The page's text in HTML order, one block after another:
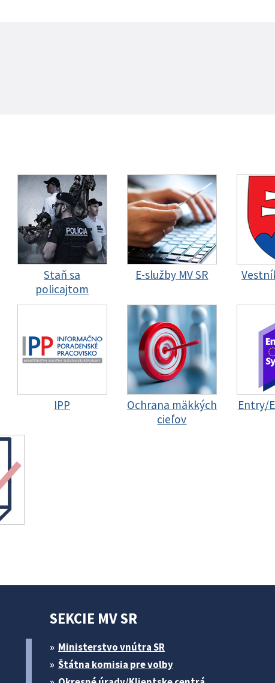
Staň sa
policajtom
E-služby MV SR
IPP
Ochrana mäkkých
cieľov
Entry/
SEKCIE MV SR
Ministerstvo vnútra SR
Štátna komisia pre volby